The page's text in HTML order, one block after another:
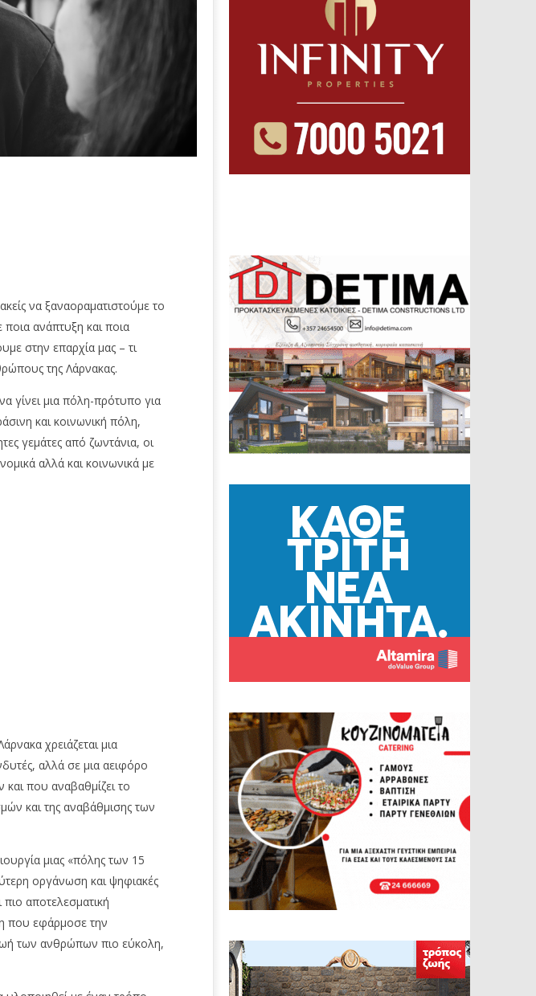
να ξαναοραματιστούμε το
ανάπτυξη και ποια
στην επαρχία μας – τι
της Λάρνακας.
γίνει μια πόλη-πρότυπο για
και κοινωνική πόλη,
γεμάτες από ζωντάνια, οι
αλλά και κοινωνικά με
χρειάζεται μια
αλλά σε μια αειφόρο
που αναβαθμίζει το
και της αναβάθμισης των
μιας «πόλης των 15
οργάνωση και ψηφιακές
αποτελεσματική
που εφάρμοσε την
ζωή των ανθρώπων πιο εύκολη,